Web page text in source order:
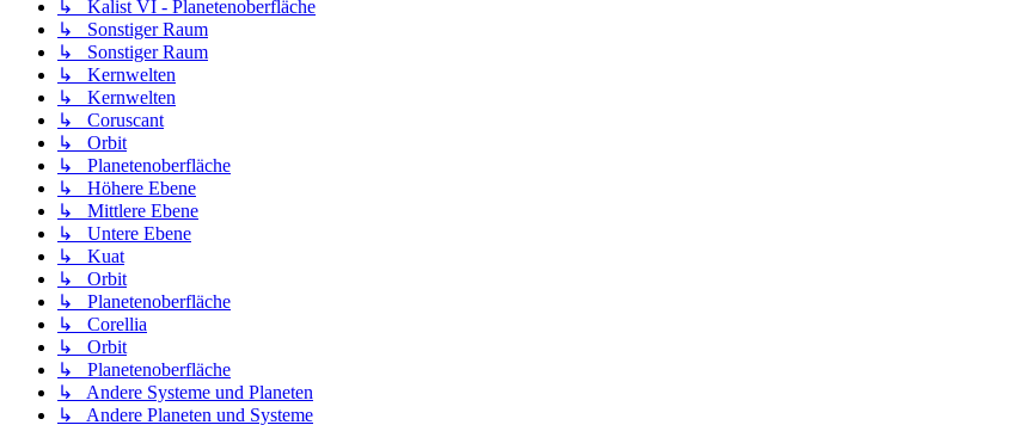
↳ Kalist VI - Planetenoberfläche
↳ Sonstiger Raum
↳ Sonstiger Raum
↳ Kernwelten
↳ Kernwelten
↳ Coruscant
↳ Orbit
↳ Planetenoberfläche
↳ Höhere Ebene
↳ Mittlere Ebene
↳ Untere Ebene
↳ Kuat
↳ Orbit
↳ Planetenoberfläche
↳ Corellia
↳ Orbit
↳ Planetenoberfläche
↳ Andere Systeme und Planeten
↳ Andere Planeten und Systeme